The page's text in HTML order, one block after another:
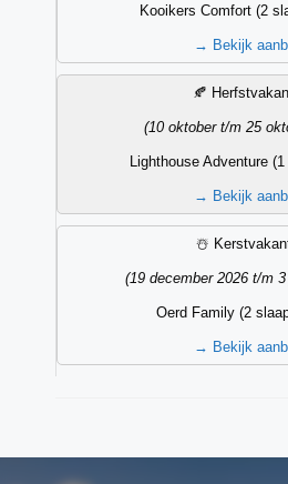
Kooikers Comfort (2
→ Bekijk
🍂
(10 oktober t/m 25
Lighthouse Adventure
→ Bekijk
☃️
(19 december 2026 t/m
Oerd Family (2
→ Bekijk